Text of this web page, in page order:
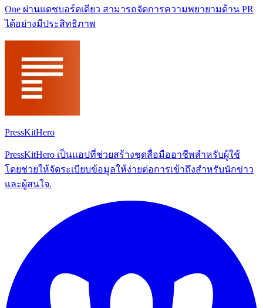
One ผ่านแดชบอร์ดเดียว สามารถจัดการความพยายามด้าน PR
ได้อย่างมีประสิทธิภาพ
PressKitHero
PressKitHero เป็นแอปที่ช่วยสร้างชุดสื่อมืออาชีพสำหรับผู้ใช้
โดยช่วยให้จัดระเบียบข้อมูลให้ง่ายต่อการเข้าถึงสำหรับนักข่าว
และผู้สนใจ.